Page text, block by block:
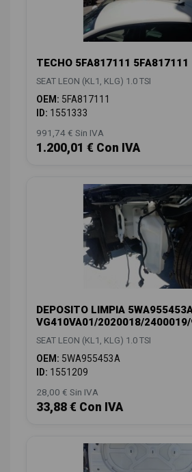
TECHO 5FA817111 5FA817111
SEAT LEON (KL1, KLG) 1.0 TSI
OEM: 5FA817111
ID: 1551333
991,74 € Sin IVA
1.200,01 € Con IVA
DEPOSITO LIMPIA
VG410VA01/2020018/
SEAT LEON (KL1, KLG) 1.0 TSI
OEM: 5WA955453A
ID: 1551209
28,00 € Sin IVA
33,88 € Con IVA